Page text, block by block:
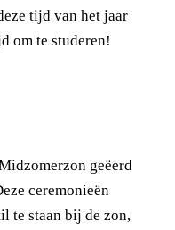
tijd van het jaar
om te studeren!
geëerd
ceremonieën
te staan bij de zon,